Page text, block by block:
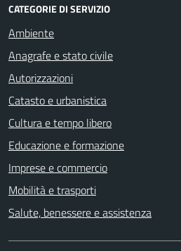
CATEGORIE DI SERVIZIO
Ambiente
Anagrafe e stato civile
Autorizzazioni
Catasto e urbanistica
Cultura e tempo libero
Educazione e formazione
Imprese e commercio
Mobilità e trasporti
Salute, benessere e assistenza